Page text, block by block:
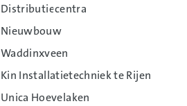
Distributiecentra
Nieuwbouw
Waddinxveen
Kin Installatietechniek te Rijen
Unica Hoevelaken